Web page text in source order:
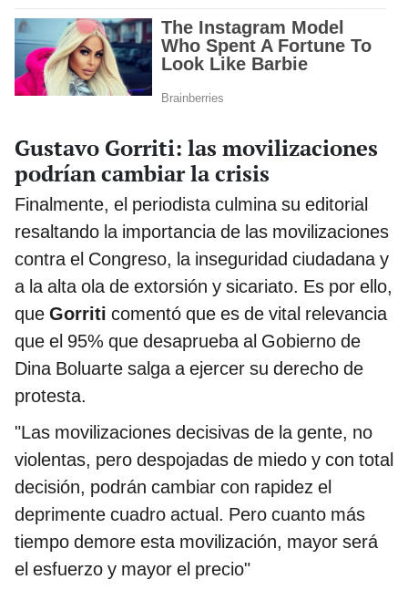
Gustavo Gorriti: las movilizaciones
podrían cambiar la crisis
Finalmente, el periodista culmina su editorial
resaltando la importancia de las movilizaciones
contra el Congreso, la inseguridad ciudadana y
a la alta ola de extorsión y sicariato. Es por ello,
que Gorriti comentó que es de vital relevancia
que el 95% que desaprueba al Gobierno de
Dina Boluarte salga a ejercer su derecho de
protesta.
"Las movilizaciones decisivas de la gente, no
violentas, pero despojadas de miedo y con total
decisión, podrán cambiar con rapidez el
deprimente cuadro actual. Pero cuanto más
tiempo demore esta movilización, mayor será
el esfuerzo y mayor el precio"